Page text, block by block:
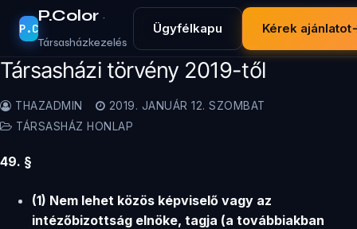
P.C
P.Color ·
Társasházkezelés
Ügyfélkapu Kérek ajánlatot
Társasházi törvény 2019-től
THAZADMIN
2019. JANUÁR 12. SZOMBAT
TÁRSASHÁZ HONLAP
49. §
(1) Nem lehet közös képviselő vagy az
intézőbizottság elnöke, tagja (a továbbiakban